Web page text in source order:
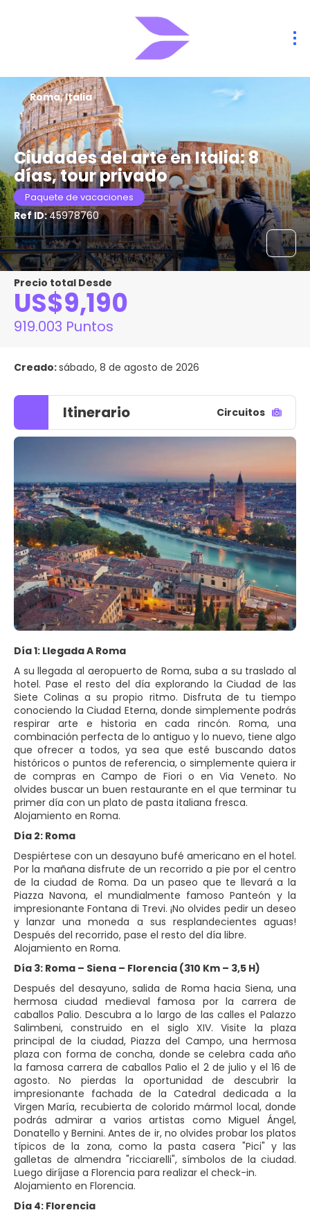
Ciudades del arte en Italia: 8
días, tour privado
Paquete de vacaciones
Ref ID:45978760
Roma, Italia
Precio total Desde
US$9,190
919.003 Puntos
Creado:sábado, 8 de agosto de 2026
Itinerario Circuitos
Día 1: Llegada A Roma
A su llegada al aeropuerto de Roma, suba a su traslado al
hotel. Pase el resto del día explorando la Ciudad de las
Siete Colinas a su propio ritmo. Disfruta de tu tiempo
conociendo la Ciudad Eterna, donde simplemente podrás
respirar arte e historia en cada rincón. Roma, una
combinación perfecta de lo antiguo y lo nuevo, tiene algo
que ofrecer a todos, ya sea que esté buscando datos
históricos o puntos de referencia, o simplemente quiera ir
de compras en Campo de Fiori o en Via Veneto. No
olvides buscar un buen restaurante en el que terminar tu
primer día con un plato de pasta italiana fresca.
Alojamiento en Roma.
Día 2: Roma
Despiértese con un desayuno bufé americano en el hotel.
Por la mañana disfrute de un recorrido a pie por el centro
de la ciudad de Roma. Da un paseo que te llevará a la
Piazza Navona, el mundialmente famoso Panteón y la
impresionante Fontana di Trevi. ¡No olvides pedir un deseo
y lanzar una moneda a sus resplandecientes aguas!
Después del recorrido, pase el resto del día libre.
Alojamiento en Roma.
Día 3: Roma – Siena – Florencia (310 Km – 3,5 H)
Después del desayuno, salida de Roma hacia Siena, una
hermosa ciudad medieval famosa por la carrera de
caballos Palio. Descubra a lo largo de las calles el Palazzo
Salimbeni, construido en el siglo XIV. Visite la plaza
principal de la ciudad, Piazza del Campo, una hermosa
plaza con forma de concha, donde se celebra cada año
la famosa carrera de caballos Palio el 2 de julio y el 16 de
agosto. No pierdas la oportunidad de descubrir la
impresionante fachada de la Catedral dedicada a la
Virgen María, recubierta de colorido mármol local, donde
podrás admirar a varios artistas como Miguel Ángel,
Donatello y Bernini. Antes de ir, no olvides probar los platos
típicos de la zona, como la pasta casera "Pici" y las
galletas de almendra "ricciarelli", símbolos de la ciudad.
Luego diríjase a Florencia para realizar el check-in.
Alojamiento en Florencia.
Día 4: Florencia